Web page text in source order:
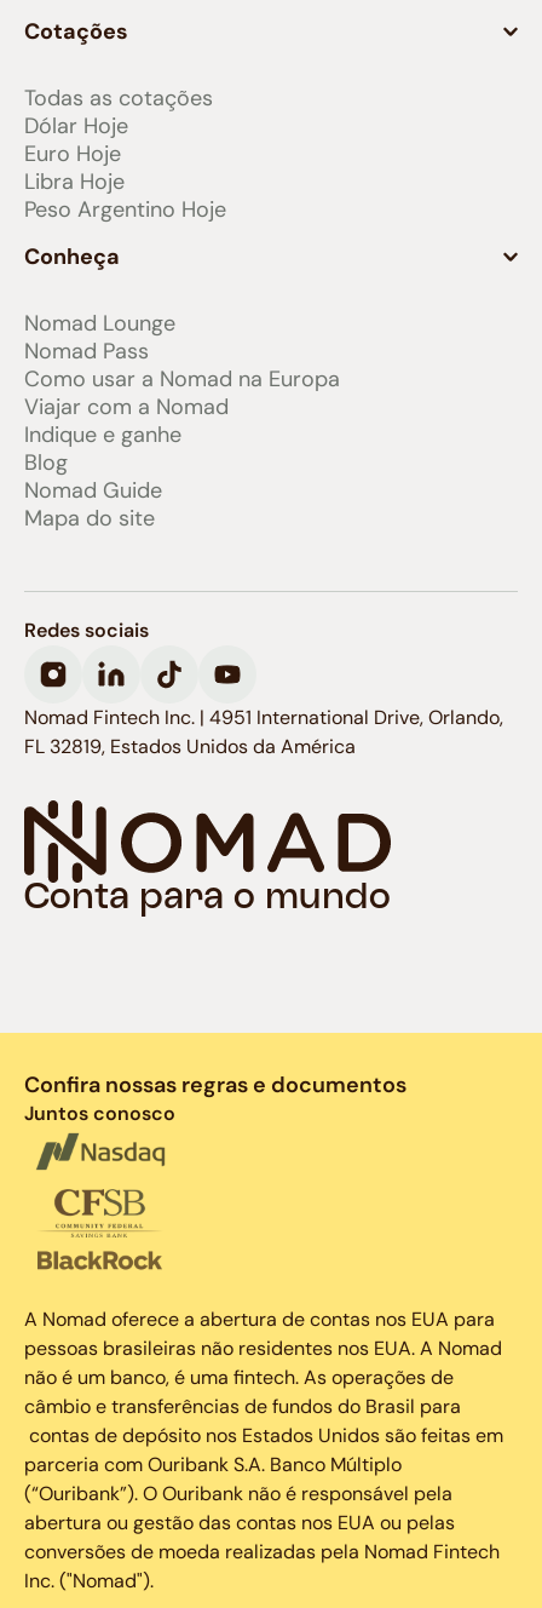
Cotações
Todas as cotações
Dólar Hoje
Euro Hoje
Libra Hoje
Peso Argentino Hoje
Conheça
Nomad Lounge
Nomad Pass
Como usar a Nomad na Europa
Viajar com a Nomad
Indique e ganhe
Blog
Nomad Guide
Mapa do site
Conta para o mundo
Redes sociais
Nomad Fintech Inc. | 4951 International Drive, Orlando,
FL 32819, Estados Unidos da América
Confira nossas regras e documentos
Juntos conosco
A Nomad oferece a abertura de contas nos EUA para
pessoas brasileiras não residentes nos EUA. A Nomad
não é um banco, é uma fintech. As operações de
câmbio e transferências de fundos do Brasil para
contas de depósito nos Estados Unidos são feitas em
parceria com Ouribank S.A. Banco Múltiplo
(“Ouribank”). O Ouribank não é responsável pela
abertura ou gestão das contas nos EUA ou pelas
conversões de moeda realizadas pela Nomad Fintech
Inc. ("Nomad").